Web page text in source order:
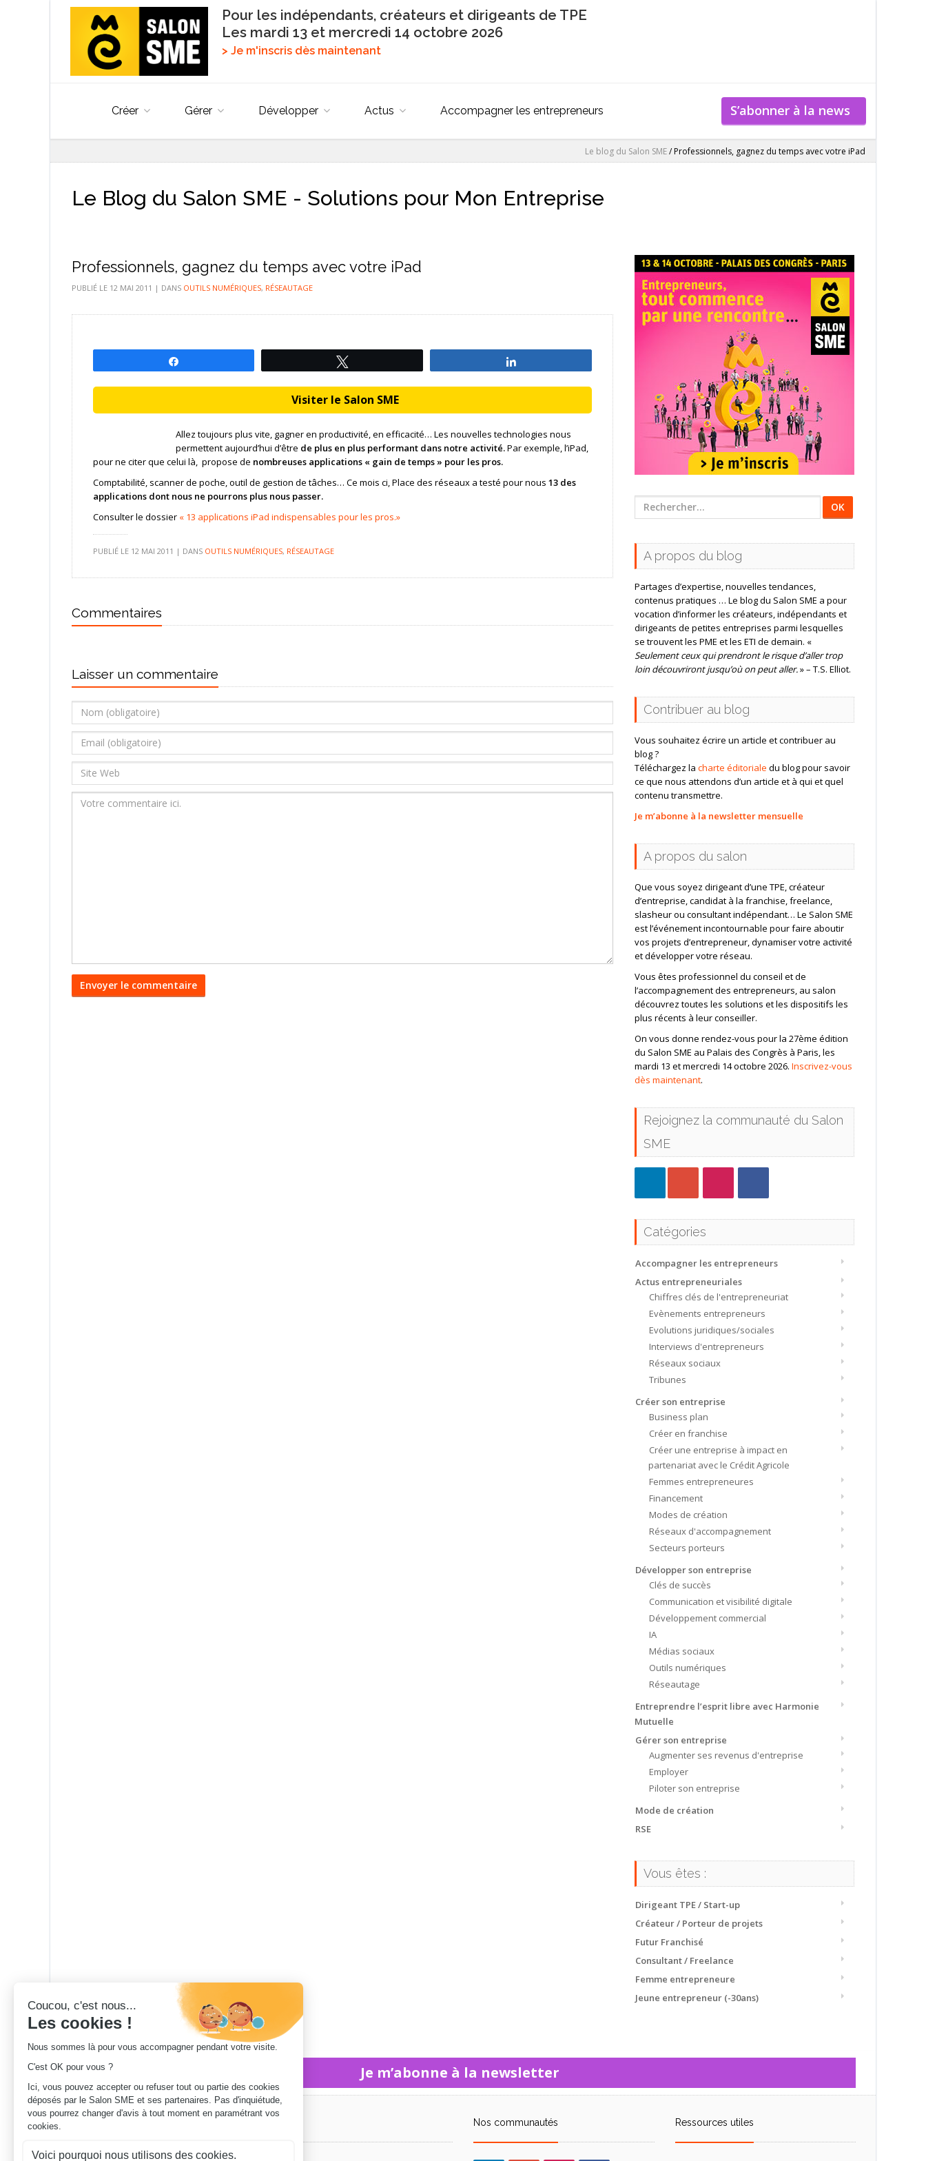
Pour les indépendants, créateurs et dirigeants de TPE
Les mardi 13 et mercredi 14 octobre 2026
> Je m'inscris dès maintenant
Créer Gérer Développer Actus Accompagner les entrepreneurs S’abonner à la news
Le blog du Salon SME/Professionnels, gagnez du temps avec votre iPad
Le Blog du Salon SME - Solutions pour Mon Entreprise
Professionnels, gagnez du temps avec votre iPad
PUBLIÉ LE 12 MAI 2011 | DANS OUTILS NUMÉRIQUES, RÉSEAUTAGE
Visiter le Salon SME
Allez toujours plus vite, gagner en productivité, en efficacité… Les nouvelles technologies nous
permettent aujourd’hui d’être de plus en plus performant dans notre activité.Par exemple, l’iPad,
pour ne citer que celui là, propose de nombreuses applications « gain de temps » pour les pros.
Comptabilité, scanner de poche, outil de gestion de tâches… Ce mois ci, Place des réseaux a testé pour nous 13 des
applications dont nous ne pourrons plus nous passer.
Consulter le dossier « 13 applications iPad indispensables pour les pros.»
PUBLIÉ LE 12 MAI 2011 | DANS OUTILS NUMÉRIQUES, RÉSEAUTAGE
Commentaires
Laisser un commentaire
Rechercher
:
A propos du blog
Partages d’expertise, nouvelles tendances,
contenus pratiques … Le blog du Salon SME a pour
vocation d’informer les créateurs, indépendants et
dirigeants de petites entreprises parmi lesquelles
se trouvent les PME et les ETI de demain. «
Seulement ceux qui prendront le risque d’aller trop
loin découvriront jusqu’où on peut aller.» – T.S. Elliot.
Contribuer au blog
Vous souhaitez écrire un article et contribuer au
blog ?
Téléchargez lacharte éditoriale du blog pour savoir
ce que nous attendons d’un article et à qui et quel
contenu transmettre.
Je m’abonne à la newsletter mensuelle
A propos du salon
Que vous soyez dirigeant d’une TPE, créateur
d’entreprise, candidat à la franchise, freelance,
slasheur ou consultant indépendant… Le Salon SME
est l’événement incontournable pour faire aboutir
vos projets d’entrepreneur, dynamiser votre activité
et développer votre réseau.
Vous êtes professionnel du conseil et de
l’accompagnement des entrepreneurs, au salon
découvrez toutes les solutions et les dispositifs les
plus récents à leur conseiller.
On vous donne rendez-vous pour la 27ème édition
du Salon SME au Palais des Congrès à Paris, les
mardi 13 et mercredi 14 octobre 2026.Inscrivez-vous
dès maintenant.
Rejoignez la communauté du Salon
SME
Catégories
Accompagner les entrepreneurs
Actus entrepreneuriales
Chiffres clés de l'entrepreneuriat
Evènements entrepreneurs
Evolutions juridiques/sociales
Interviews d'entrepreneurs
Réseaux sociaux
Tribunes
Créer son entreprise
Business plan
Créer en franchise
Créer une entreprise à impact en
partenariat avec le Crédit Agricole
Femmes entrepreneures
Financement
Modes de création
Réseaux d'accompagnement
Secteurs porteurs
Développer son entreprise
Clés de succès
Communication et visibilité digitale
Développement commercial
IA
Médias sociaux
Outils numériques
Réseautage
Entreprendre l’esprit libre avec Harmonie
Mutuelle
Gérer son entreprise
Augmenter ses revenus d'entreprise
Employer
Piloter son entreprise
Mode de création
RSE
Vous êtes :
Dirigeant TPE / Start-up
Créateur / Porteur de projets
Futur Franchisé
Consultant / Freelance
Femme entrepreneure
Jeune entrepreneur (-30ans)
Je m’abonne à la newsletter
Qui sommes-nous ? Nos communautés Ressources utiles